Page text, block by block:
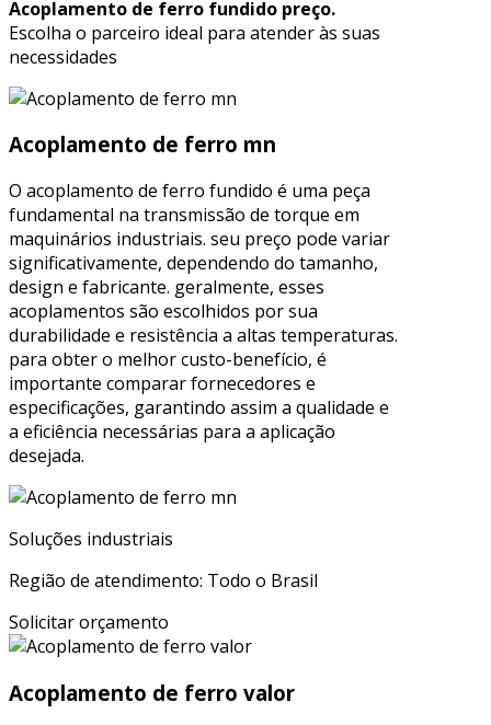
Acoplamento de ferro fundido preço.
Escolha o parceiro ideal para atender às suas
necessidades
Acoplamento de ferro mn
O acoplamento de ferro fundido é uma peça
fundamental na transmissão de torque em
maquinários industriais. seu preço pode variar
significativamente, dependendo do tamanho,
design e fabricante. geralmente, esses
acoplamentos são escolhidos por sua
durabilidade e resistência a altas temperaturas.
para obter o melhor custo-benefício, é
importante comparar fornecedores e
especificações, garantindo assim a qualidade e
a eficiência necessárias para a aplicação
desejada.
Soluções industriais
Região de atendimento: Todo o Brasil
Solicitar orçamento
Acoplamento de ferro valor